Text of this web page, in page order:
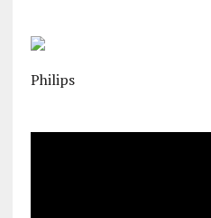
Philips